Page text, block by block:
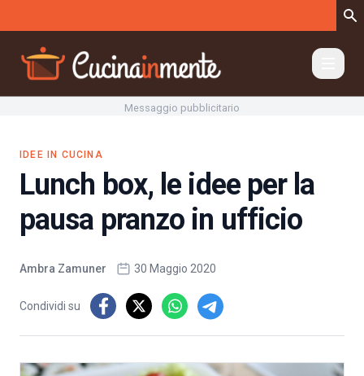
Messaggio pubblicitario
IDEE IN CUCINA
Lunch box, le idee per la
pausa pranzo in ufficio
Ambra Zamuner 30 Maggio 2020
Condividi su